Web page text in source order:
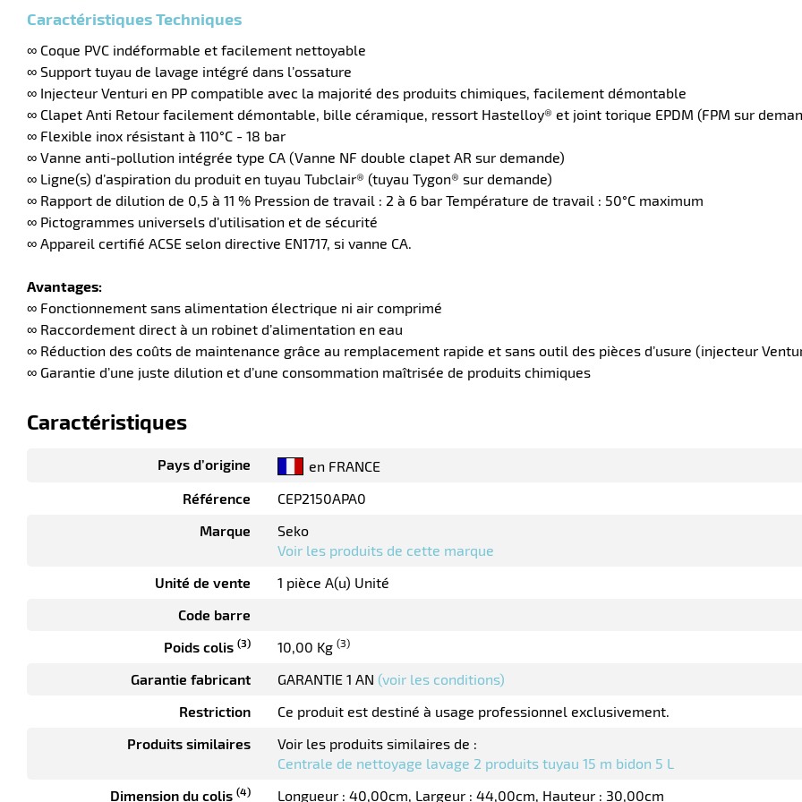
Caractéristiques Techniques
∞ Coque PVC indéformable et facilement nettoyable
∞ Support tuyau de lavage intégré dans l’ossature
∞ Injecteur Venturi en PP compatible avec la majorité des produits chimiques, facilement démontable
∞ Clapet Anti Retour facilement démontable, bille céramique, ressort Hastelloy® et joint torique EPDM (FPM sur
∞ Flexible inox résistant à 110°C - 18 bar
∞ Vanne anti-pollution intégrée type CA (Vanne NF double clapet AR sur demande)
∞ Ligne(s) d’aspiration du produit en tuyau Tubclair® (tuyau Tygon® sur demande)
∞ Rapport de dilution de 0,5 à 11 % Pression de travail : 2 à 6 bar Température de travail : 50°C maximum
∞ Pictogrammes universels d’utilisation et de sécurité
∞ Appareil certifié ACSE selon directive EN1717, si vanne CA.
Avantages:
∞ Fonctionnement sans alimentation électrique ni air comprimé
∞ Raccordement direct à un robinet d’alimentation en eau
∞ Réduction des coûts de maintenance grâce au remplacement rapide et sans outil des pièces d’usure (injecteur
∞ Garantie d’une juste dilution et d’une consommation maîtrisée de produits chimiques
Caractéristiques
Pays d’origine
en FRANCE
Référence
CEP2150APA0
Marque
Seko
Voir les produits de cette marque
Unité de vente
1 pièce A(u) Unité
Code barre
Poids colis (3) 10,00 Kg (3)
Garantie fabricant GARANTIE 1 AN (voir les conditions)
Restriction
Ce produit est destiné à usage professionnel exclusivement.
Produits similaires
Voir les produits similaires de :
Centrale de nettoyage lavage 2 produits tuyau 15 m bidon 5 L
Dimension du colis (4) Longueur : 40,00cm Largeur : 44,00cm Hauteur : 30,00cm